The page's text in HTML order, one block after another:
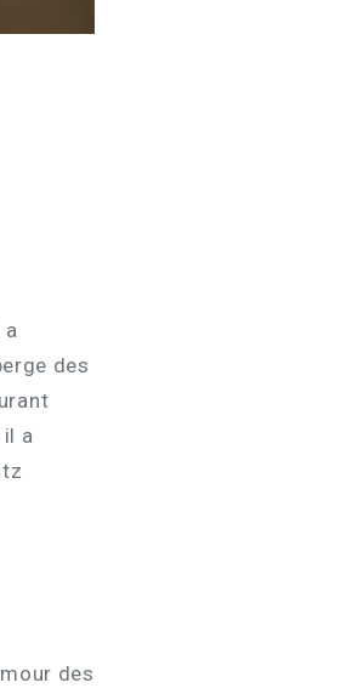
des
a
des